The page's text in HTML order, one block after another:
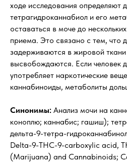
ходе исследования определяют
тетрагидроканнабиол и его
оставаться в моче до
приема. Это связано с тем, что
задерживаются в жировой
высвобождаются. Если человек
употребляет наркотические
каннабиноиды, метаболиты
Синонимы: Анализ мочи на
коноплю; каннабис; гашиш);
дельта-9-тетра-
Delta-9-THC-9-carboxylic acid,
(Marijuana) and Cannabinoids;